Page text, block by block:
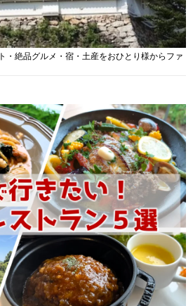
・絶品グルメ・宿・土産をおひとり様からファ